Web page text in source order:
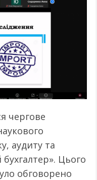
чергове
аудиту та
Цього
обговорено